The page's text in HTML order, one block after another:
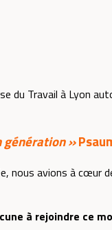
du Travail à Lyon
génération »
nous avions à cœur
à rejoindre ce